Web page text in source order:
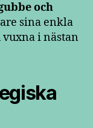
och
sina enkla
vuxna i nästan